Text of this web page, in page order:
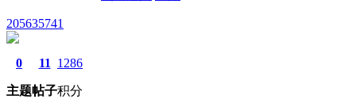
205635741
0
主题
11
帖子
1286
积分